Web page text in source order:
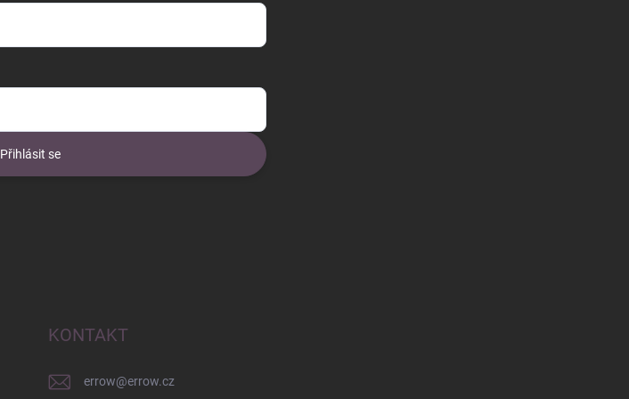
Přihlásit se
KONTAKT
errow@errow.cz